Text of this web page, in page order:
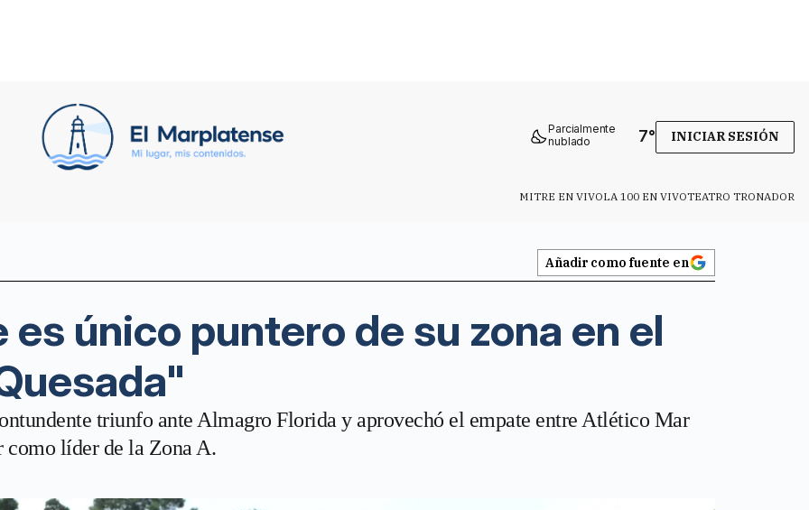
Parcialmente
nublado
7° INICIAR SESIÓN
MITRE EN VIVOLA 100 EN VIVOTEATRO TRONADOR
Añadir como fuente en
único puntero de su zona en el
triunfo ante Almagro Florida y aprovechó el empate entre Atlético Mar
como líder de la Zona A.